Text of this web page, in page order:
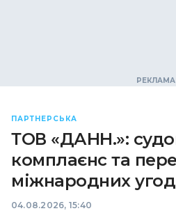
ПАРТНЕРСЬКА
ТОВ «ДАНН.»:
комплаєнс та
міжнародних угод
04.08.2026, 15:40